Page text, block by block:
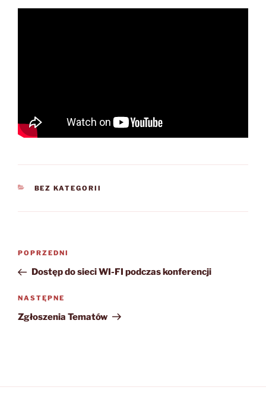
KATEGORIE
BEZ KATEGORII
Nawigacja
Poprzedni
wpis
POPRZEDNI
Dostęp do sieci WI-FI podczas konferencji
Następny
wpis
NASTĘPNE
Zgłoszenia Tematów